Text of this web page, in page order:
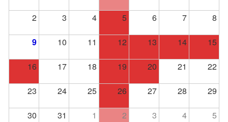
2 3 4 5 6 7 8
9 10 11 12 13 14 15
16 17 18 19 20 21 22
23 24 25 26 27 28 29
30 31 1 2 3 4 5